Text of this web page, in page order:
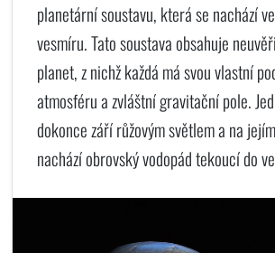
planetární soustavu, která se nachází
vesmíru. Tato soustava obsahuje
planet, z nichž každá má svou vlastní
atmosféru a zvláštní gravitační pole.
dokonce září růžovým světlem a na
nachází obrovský vodopád tekoucí do